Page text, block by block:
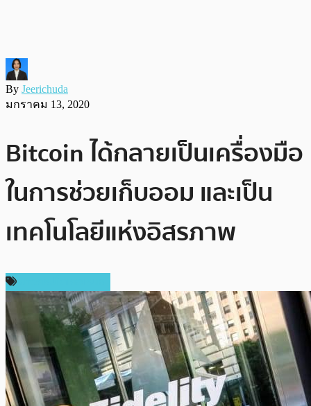
By Jeerichuda
มกราคม 13, 2020
Bitcoin ได้กลายเป็นเครื่องมือ
ในการช่วยเก็บออม และเป็น
เทคโนโลยีแห่งอิสรภาพ